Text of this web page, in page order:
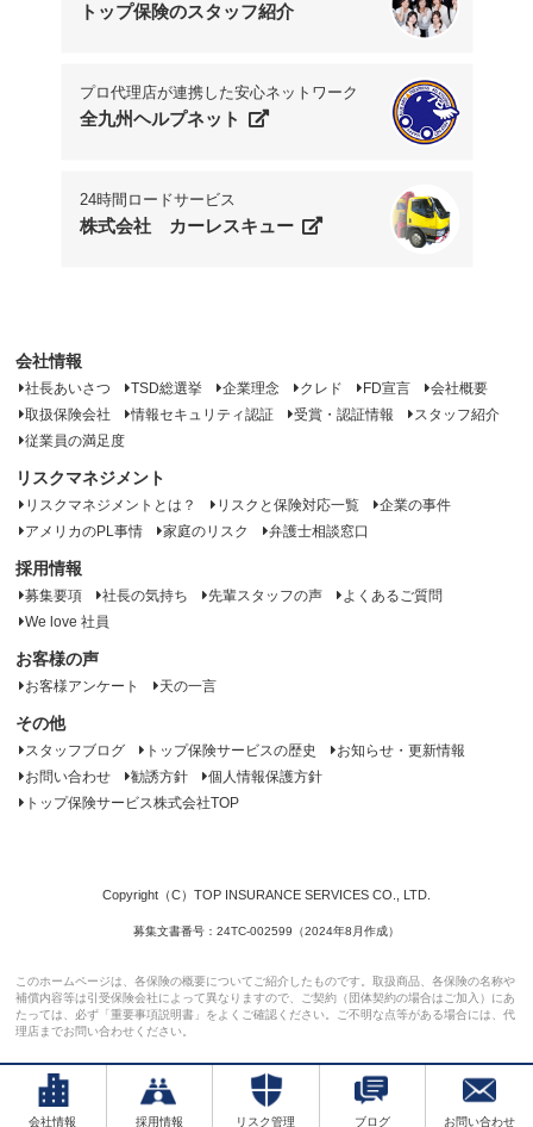
トップ保険のスタッフ紹介
プロ代理店が連携した安心ネットワーク
全九州ヘルプネット
24時間ロードサービス
株式会社 カーレスキュー
会社情報
社長あいさつ TSD総選挙 企業理念 クレド FD宣言
会社概要
取扱保険会社
情報セキュリティ認証 受賞・認証情報
スタッフ紹介
従業員の満足度
リスクマネジメント
リスクマネジメントとは？ リスクと保険対応一覧
企業の事件
アメリカのPL事情
家庭のリスク 弁護士相談窓口
採用情報
募集要項 社長の気持ち 先輩スタッフの声
よくあるご質問
We love 社員
お客様の声
お客様アンケート 天の一言
その他
スタッフブログ トップ保険サービスの歴史
お知らせ・更新情報
お問い合わせ
勧誘方針
個人情報保護方針
トップ保険サービス株式会社TOP
Copyright（C）TOP INSURANCE SERVICES CO., LTD.
募集文書番号：24TC-002599（2024年8月作成）
このホームページは、各保険の概要についてご紹介したものです。取扱商品、各保険の名称や
補償内容等は引受保険会社によって異なりますので、ご契約（団体契約の場合はご加入）にあ
たっては、必ず「重要事項説明書」をよくご確認ください。ご不明な点等がある場合には、代
理店までお問い合わせください。
会社情報 採用情報 リスク管理 ブログ お問い合わせ